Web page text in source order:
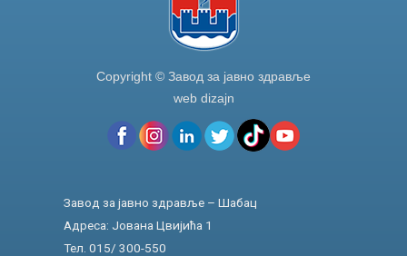
Copyright © Завод за јавно здравље
web dizajn
Завод за јавно здравље – Шабац
Адреса: Јована Цвијића 1
Тел. 015/ 300-550